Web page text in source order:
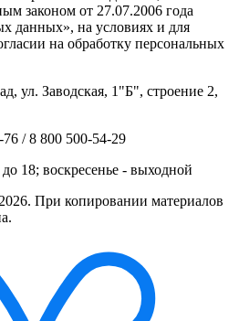
законом от 27.07.2006 года
данных», на условиях и для
на обработку персональных
, ул. Заводская, 1"Б", строение 2,
/ 8 800 500-54-29
18; воскресенье - выходной
При копировании материалов